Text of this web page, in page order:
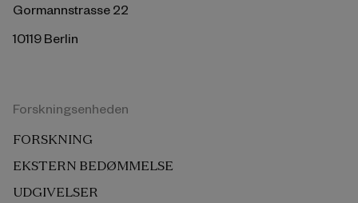
Gormannstrasse 22
10119 Berlin
Forskningsenheden
FORSKNING
EKSTERN BEDØMMELSE
UDGIVELSER